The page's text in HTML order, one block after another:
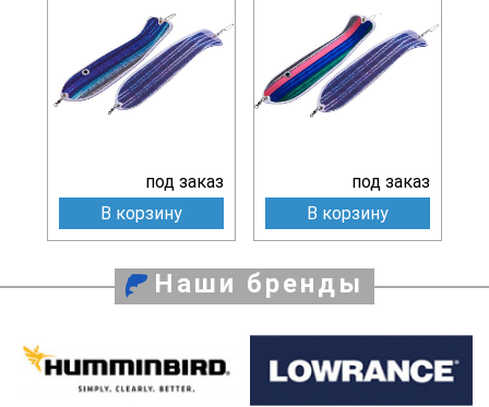
под заказ
В корзину
под заказ
В корзину
Наши бренды